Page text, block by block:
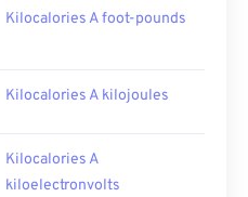
Kilocalories A foot-pounds
Kilocalories A kilojoules
Kilocalories A
kiloelectronvolts